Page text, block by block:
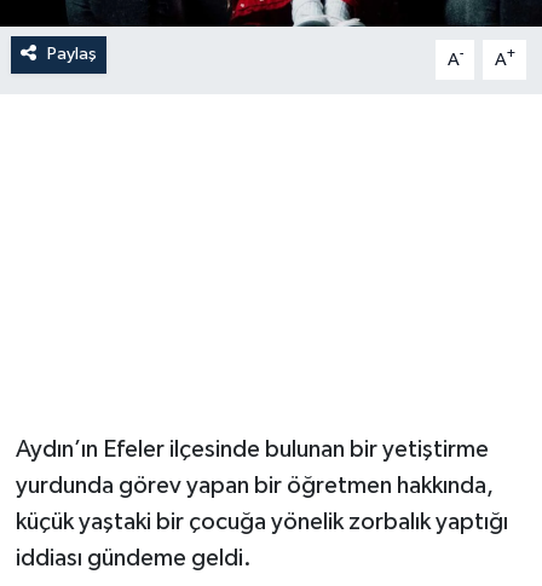
Paylaş A- A+
Aydın’ın Efeler ilçesinde bulunan bir yetiştirme
yurdunda görev yapan bir öğretmen hakkında,
küçük yaştaki bir çocuğa yönelik zorbalık yaptığı
iddiası gündeme geldi.